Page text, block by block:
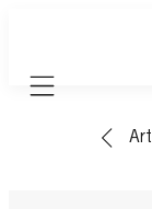
Mobile navigation